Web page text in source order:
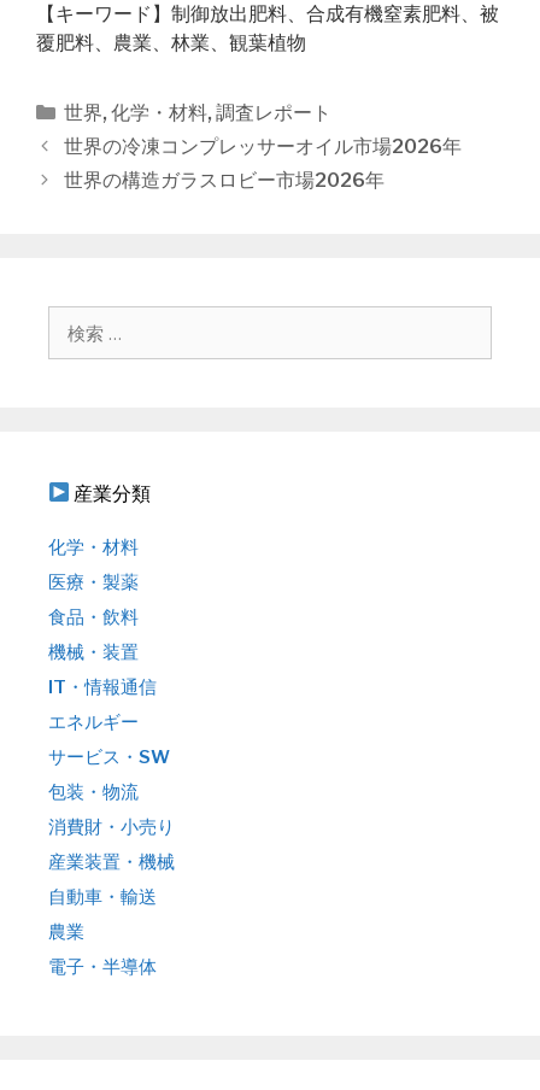
【キーワード】制御放出肥料、合成有機窒素肥料、被
覆肥料、農業、林業、観葉植物
カ
テ
ゴ
世界, 化学・材料, 調査レポート
投
稿
世界の冷凍コンプレッサーオイル市場2026年
世界の構造ガラスロビー市場2026年
産業分類
化学・材料
医療・製薬
食品・飲料
機械・装置
IT・情報通信
エネルギー
サービス・SW
包装・物流
消費財・小売り
産業装置・機械
自動車・輸送
農業
電子・半導体